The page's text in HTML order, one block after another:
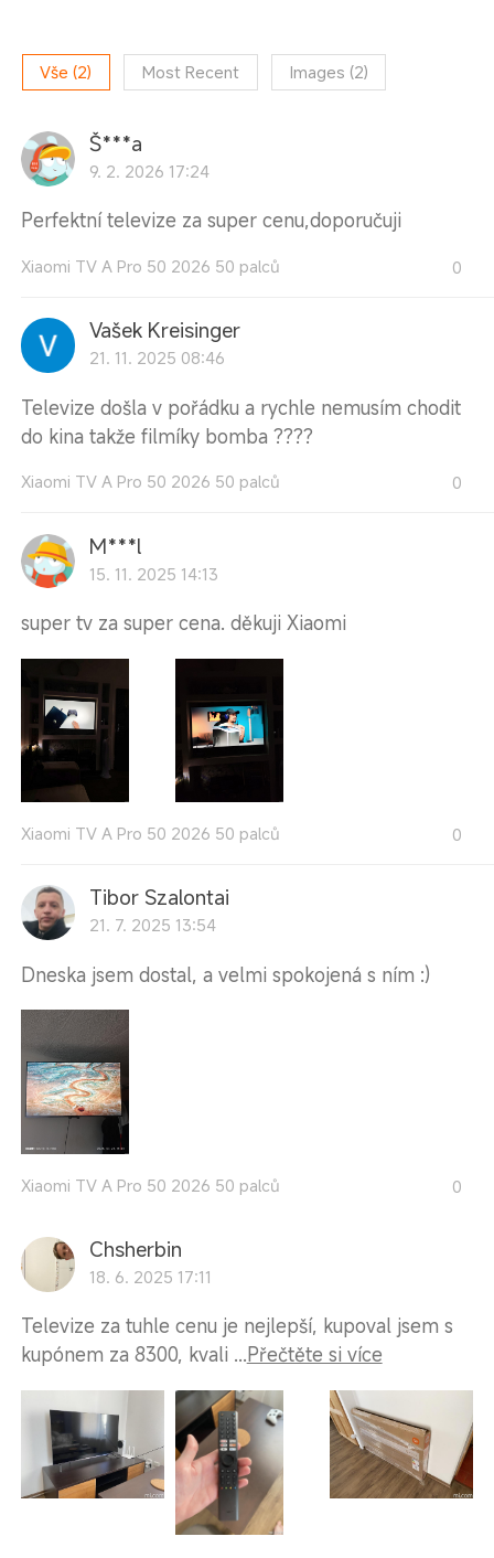
Vše (2) Most Recent Images (2)
Š***a
9. 2. 2026 17:24
Perfektní televize za super cenu,doporučuji
Xiaomi TV A Pro 50 2026 50 palců 0
Vašek Kreisinger
21. 11. 2025 08:46
Televize došla v pořádku a rychle nemusím chodit
do kina takže filmíky bomba ????
Xiaomi TV A Pro 50 2026 50 palců 0
M***l
15. 11. 2025 14:13
super tv za super cena. děkuji Xiaomi
Xiaomi TV A Pro 50 2026 50 palců 0
Tibor Szalontai
21. 7. 2025 13:54
Dneska jsem dostal, a velmi spokojená s ním :)
Xiaomi TV A Pro 50 2026 50 palců 0
Chsherbin
18. 6. 2025 17:11
Televize za tuhle cenu je nejlepší, kupoval jsem s
kupónem za 8300, kvali ...Přečtěte si více